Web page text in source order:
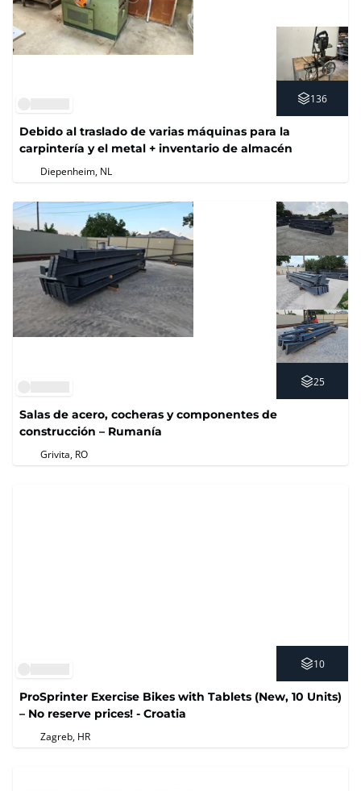
136
Debido al traslado de varias máquinas para la
carpintería y el metal + inventario de almacén
Diepenheim, NL
25
Salas de acero, cocheras y componentes de
construcción – Rumanía
Grivita, RO
10
ProSprinter Exercise Bikes with Tablets (New, 10 Units)
– No reserve prices! - Croatia
Zagreb, HR